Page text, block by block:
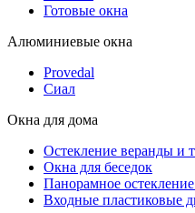
Готовые окна
Алюминиевые окна
Provedal
Сиал
Окна для дома
Остекление веранды и
Окна для беседок
Панорамное
Входные пластиковые